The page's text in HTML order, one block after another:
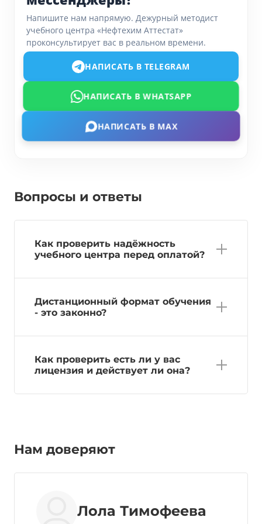
Напишите нам напрямую. Дежурный методист
учебного центра «Нефтехим Аттестат»
проконсультирует вас в реальном времени.
НАПИСАТЬ В TELEGRAM
НАПИСАТЬ В WHATSAPP
НАПИСАТЬ В MAX
Вопросы и ответы
Как проверить надёжность
учебного центра перед оплатой?
Дистанционный формат обучения
- это законно?
Как проверить есть ли у вас
лицензия и действует ли она?
Нам доверяют
Лола Тимофеева